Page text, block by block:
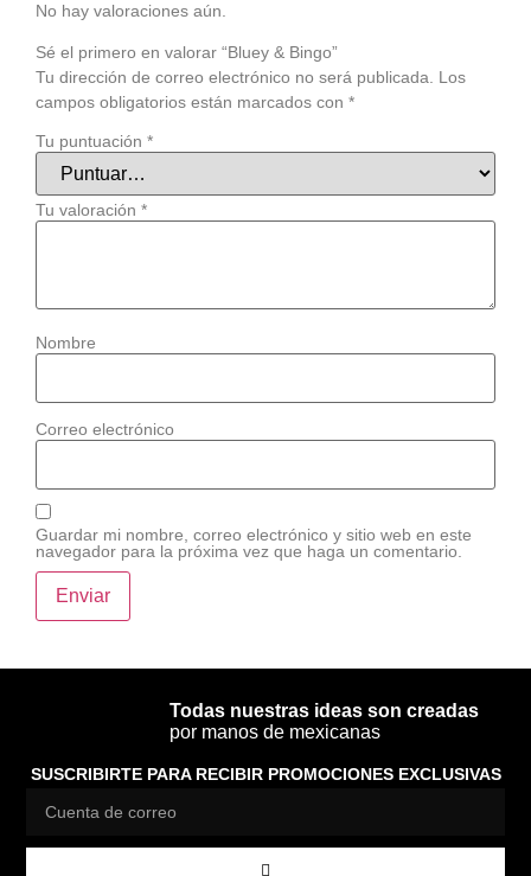
No hay valoraciones aún.
Sé el primero en valorar “Bluey & Bingo”
Tu dirección de correo electrónico no será publicada. Los
campos obligatorios están marcados con *
Tu puntuación *
Tu valoración *
Nombre
Correo electrónico
Guardar mi nombre, correo electrónico y sitio web en este
navegador para la próxima vez que haga un comentario.
Todas nuestras ideas son creadas
por manos de mexicanas
SUSCRIBIRTE PARA RECIBIR PROMOCIONES EXCLUSIVAS